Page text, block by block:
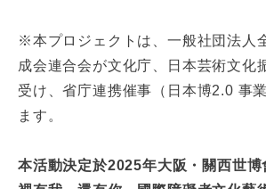
※本プロジェクトは、一般社団法人
成会連合会が文化庁、日本芸術文化
受け、省庁連携催事（日本博2.0 事
ます。
本活動決定於2025年大阪・關西世博